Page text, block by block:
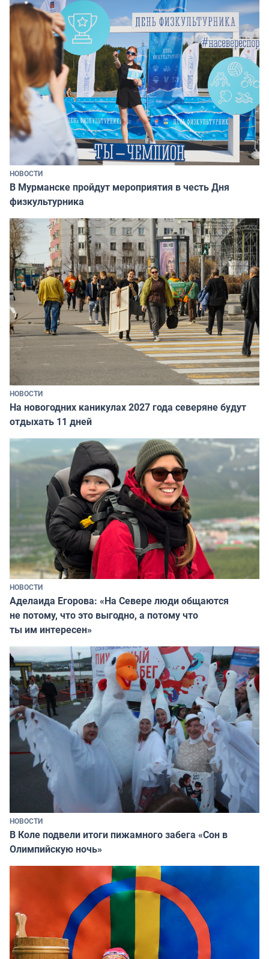
НОВОСТИ
В Мурманске пройдут мероприятия в честь Дня
физкультурника
НОВОСТИ
На новогодних каникулах 2027 года северяне будут
отдыхать 11 дней
НОВОСТИ
Аделаида Егорова: «На Севере люди общаются
не потому, что это выгодно, а потому что
ты им интересен»
НОВОСТИ
В Коле подвели итоги пижамного забега «Сон в
Олимпийскую ночь»